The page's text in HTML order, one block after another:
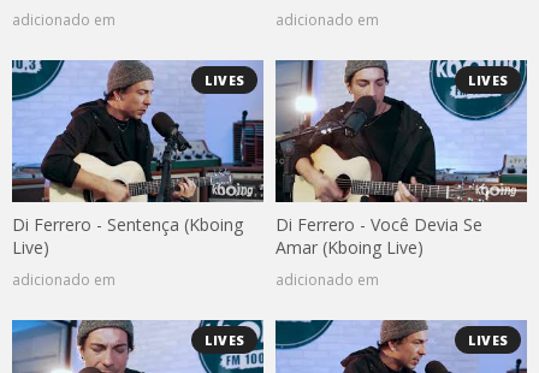
adicionado em adicionado em
LIVES
Di Ferrero - Sentença (Kboing
Live)
adicionado em
LIVES
Di Ferrero - Você Devia Se
Amar (Kboing Live)
adicionado em
LIVES LIVES